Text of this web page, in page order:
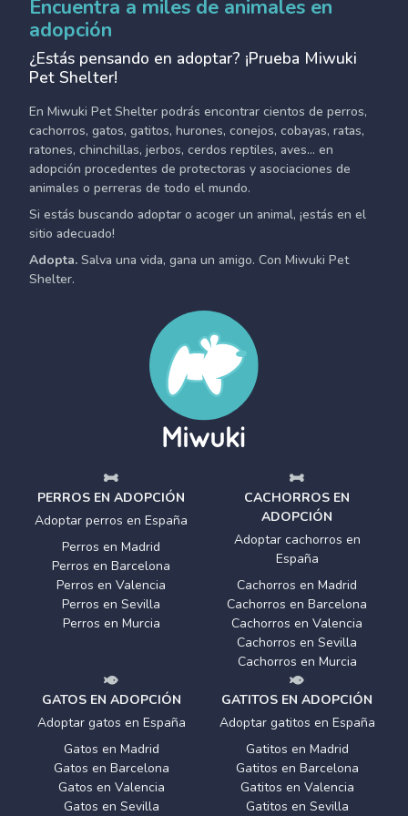
Encuentra a miles de animales en
adopción
¿Estás pensando en adoptar? ¡Prueba Miwuki
Pet Shelter!
En Miwuki Pet Shelter podrás encontrar cientos de perros,
cachorros, gatos, gatitos, hurones, conejos, cobayas, ratas,
ratones, chinchillas, jerbos, cerdos reptiles, aves... en
adopción procedentes de protectoras y asociaciones de
animales o perreras de todo el mundo.
Si estás buscando adoptar o acoger un animal, ¡estás en el
sitio adecuado!
Adopta. Salva una vida, gana un amigo. Con Miwuki Pet
Shelter.
PERROS EN ADOPCIÓN
Adoptar perros en España
Perros en Madrid
Perros en Barcelona
Perros en Valencia
Perros en Sevilla
Perros en Murcia
CACHORROS EN
ADOPCIÓN
Adoptar cachorros en
España
Cachorros en Madrid
Cachorros en Barcelona
Cachorros en Valencia
Cachorros en Sevilla
Cachorros en Murcia
GATOS EN ADOPCIÓN
Adoptar gatos en España
Gatos en Madrid
Gatos en Barcelona
Gatos en Valencia
Gatos en Sevilla
GATITOS EN ADOPCIÓN
Adoptar gatitos en España
Gatitos en Madrid
Gatitos en Barcelona
Gatitos en Valencia
Gatitos en Sevilla